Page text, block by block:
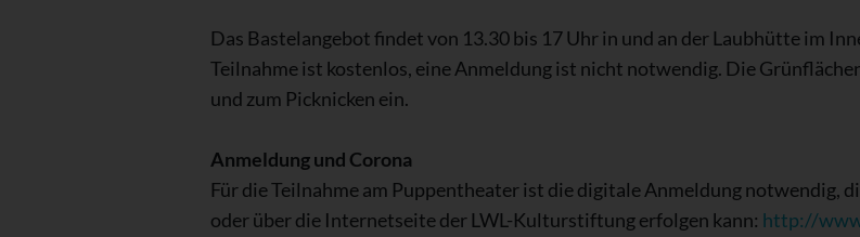
Das Bastelangebot findet von 13.30 bis 17 Uhr in und an der Laubhütte im
Teilnahme ist kostenlos, eine Anmeldung ist nicht notwendig. Die
und zum Picknicken ein.
Anmeldung und Corona
Für die Teilnahme am Puppentheater ist die digitale Anmeldung notwendig,
oder über die Internetseite der LWL-Kulturstiftung erfolgen kann: http://